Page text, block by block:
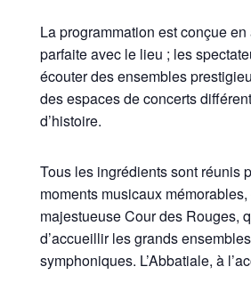
La programmation est conçue
parfaite avec le lieu ; les
écouter des ensembles
des espaces de concerts
d’histoire.
Tous les ingrédients sont réunis
moments musicaux
majestueuse Cour des Rouges,
d’accueillir les grands
symphoniques. L’Abbatiale, à